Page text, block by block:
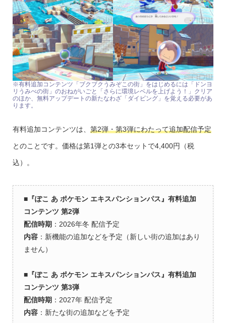
※有料追加コンテンツ「ブクブクうみぞこの街」をはじめるには「ドンヨ
リうみべの街」のおねがいごと「さらに環境レベルを上げよう！」クリア
のほか、無料アップデートの新たなわざ「ダイビング」を覚える必要があ
ります。
有料追加コンテンツは、 第2弾・第3弾にわたって追加配信予定
とのことです。価格は第1弾との3本セットで4,400円（税
込）。
■『ぽこ あ ポケモン エキスパンションパス』有料追加
コンテンツ 第2弾
配信時期 ：2026年冬 配信予定
内容：新機能の追加などを予定（新しい街の追加はあり
ません）
■『ぽこ あ ポケモン エキスパンションパス』有料追加
コンテンツ 第3弾
配信時期 ：2027年 配信予定
内容：新たな街の追加などを予定